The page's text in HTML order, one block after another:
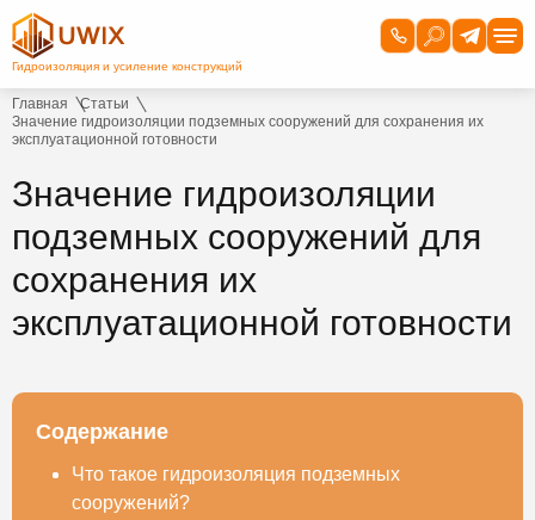
Главная
Статьи
Значение гидроизоляции подземных сооружений для сохранения их
эксплуатационной готовности
Значение гидроизоляции
подземных сооружений для
сохранения их
эксплуатационной готовности
Содержание
Что такое гидроизоляция подземных
сооружений?